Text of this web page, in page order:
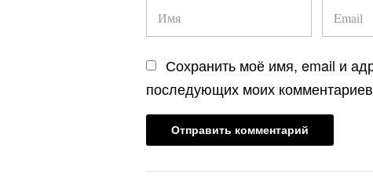
Сохранить моё имя, email и
последующих моих